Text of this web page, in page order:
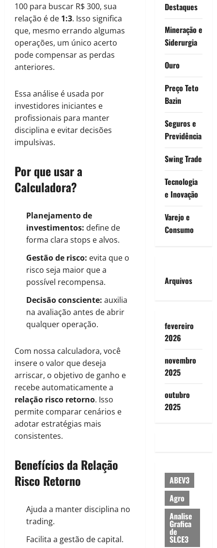
100 para buscar R$ 300, sua
relação é de 1:3. Isso significa
que, mesmo errando algumas
operações, um único acerto
pode compensar as perdas
anteriores.
Essa análise é usada por
investidores iniciantes e
profissionais para manter
disciplina e evitar decisões
impulsivas.
Por que usar a
Calculadora?
Planejamento de
investimentos: define de
forma clara stops e alvos.
Gestão de risco: evita que o
risco seja maior que a
possível recompensa.
Decisão consciente: auxilia
na avaliação antes de abrir
qualquer operação.
Com nossa calculadora, você
insere o valor que deseja
arriscar, o objetivo de ganho e
recebe automaticamente a
relação risco retorno. Isso
permite comparar cenários e
adotar estratégias mais
consistentes.
Benefícios da Relação
Risco Retorno
Ajuda a manter disciplina no
trading.
Facilita a gestão de capital.
Destaques
Mineração e
Siderurgia
Ouro
Preço Teto
Bazin
Seguros e
Previdência
Swing Trade
Tecnologia
e Inovação
Varejo e
Consumo
Arquivos
fevereiro
2026
novembro
2025
outubro
2025
ABEV3
Agro
Analise
Grafica
de
SLCE3